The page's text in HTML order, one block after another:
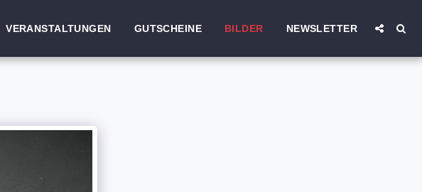
VERANSTALTUNGEN GUTSCHEINE BILDER NEWSLETTER